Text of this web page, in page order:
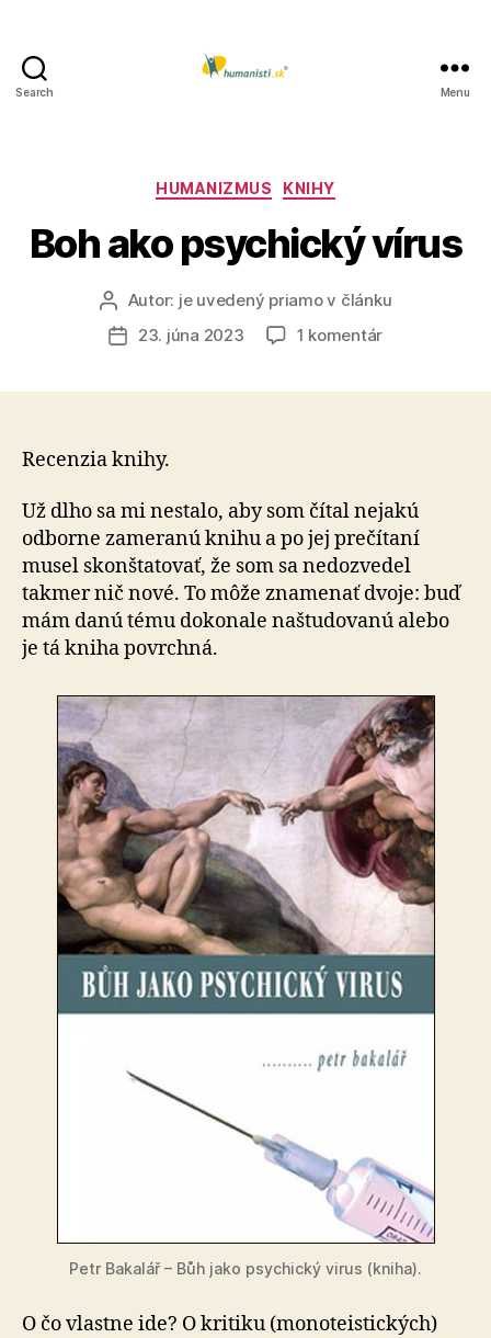
Search Menu
Kategórie
HUMANIZMUS KNIHY
Boh ako psychický vírus
Autor
článku
Autor: je uvedený priamo v článku
Dátum
23. júna 2023 1 komentárna
Recenzia knihy.
Už dlho sa mi nestalo, aby som čítal nejakú
odborne zameranú knihu a po jej prečítaní
musel skonštatovať, že som sa nedozvedel
takmer nič nové. To môže znamenať dvoje: buď
mám danú tému dokonale naštudovanú alebo
je tá kniha povrchná.
Petr Bakalář – Bůh jako psychický virus (kniha).
O čo vlastne ide? O kritiku (monoteistických)